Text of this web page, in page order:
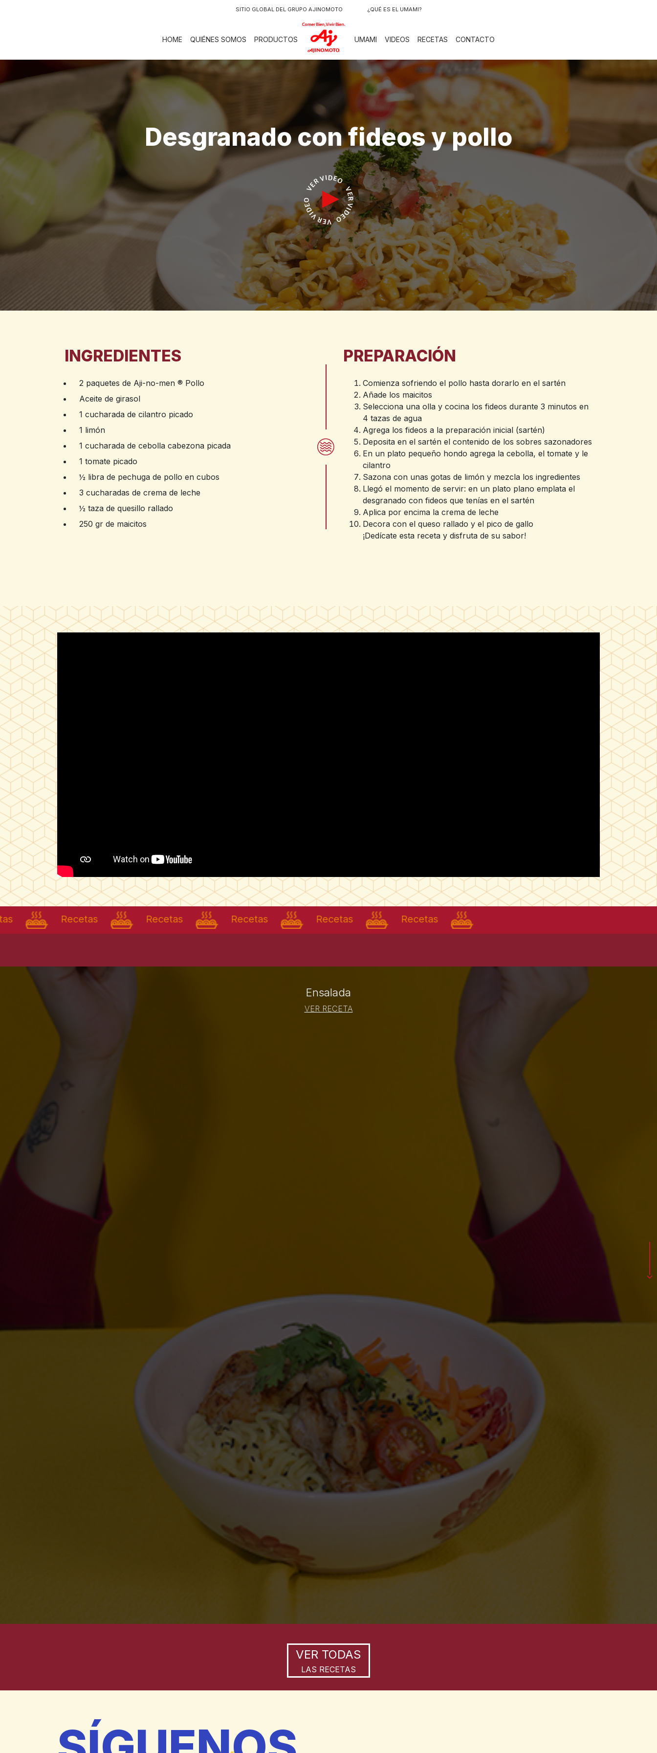
SITIO GLOBAL DEL GRUPO AJINOMOTO ¿QUÉ ES EL UMAMI?
HOME QUIÉNES SOMOS PRODUCTOS
LOGO
UMAMI
VIDEOS RECETAS CONTACTO
Desgranado con fideos y pollo
INGREDIENTES
2 paquetes de Aji-no-men ® Pollo
Aceite de girasol
1 cucharada de cilantro picado
1 limón
1 cucharada de cebolla cabezona picada
1 tomate picado
½ libra de pechuga de pollo en cubos
3 cucharadas de crema de leche
½ taza de quesillo rallado
250 gr de maicitos
PREPARACIÓN
Comienza sofriendo el pollo hasta dorarlo en el sartén
Añade los maicitos
Selecciona una olla y cocina los fideos durante 3 minutos en
4 tazas de agua
Agrega los fideos a la preparación inicial (sartén)
Deposita en el sartén el contenido de los sobres sazonadores
En un plato pequeño hondo agrega la cebolla, el tomate y le
cilantro
Sazona con unas gotas de limón y mezcla los ingredientes
Llegó el momento de servir: en un plato plano emplata el
desgranado con fideos que tenías en el sartén
Aplica por encima la crema de leche
Decora con el queso rallado y el pico de gallo
¡Dedícate esta receta y disfruta de su sabor!
Recetas Recetas Recetas Recetas Recetas Recetas
Ensalada
VER RECETA
VER TODAS
LAS RECETAS